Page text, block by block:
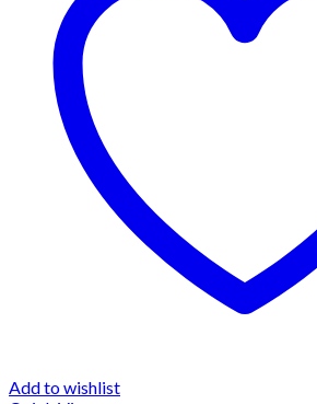
Add to wishlist